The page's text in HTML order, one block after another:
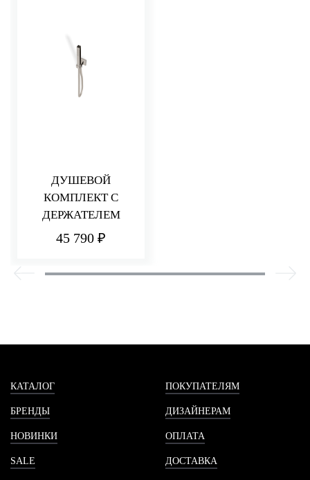
ДУШЕВОЙ
КОМПЛЕКТ С
ДЕРЖАТЕЛЕМ
45 790 ₽
КАТАЛОГ
БРЕНДЫ
НОВИНКИ
SALE
ПОКУПАТЕЛЯМ
ДИЗАЙНЕРАМ
ОПЛАТА
ДОСТАВКА